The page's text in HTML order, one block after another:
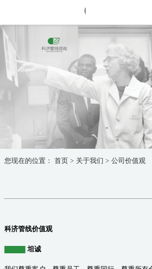
您现在的位置： 首页 > 关于我们 > 公司价值观
科济管线价值观
坦诚